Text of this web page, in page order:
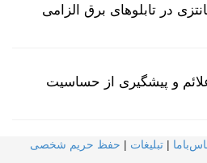
در تابلوهای برق الزامی
و پیشگیری از حساسیت
| تبلیغات | حفظ حریم شخصی